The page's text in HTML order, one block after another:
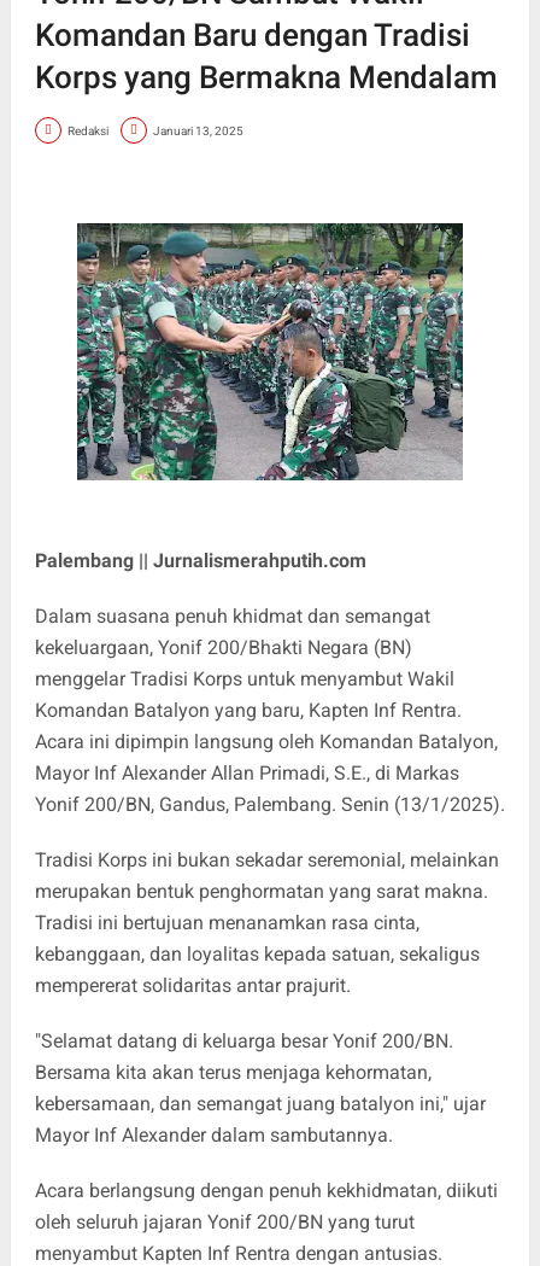
Komandan Baru dengan Tradisi
Korps yang Bermakna Mendalam
Redaksi Januari 13, 2025
Palembang || Jurnalismerahputih.com
Dalam suasana penuh khidmat dan semangat
kekeluargaan, Yonif 200/Bhakti Negara (BN)
menggelar Tradisi Korps untuk menyambut Wakil
Komandan Batalyon yang baru, Kapten Inf Rentra.
Acara ini dipimpin langsung oleh Komandan Batalyon,
Mayor Inf Alexander Allan Primadi, S.E., di Markas
Yonif 200/BN, Gandus, Palembang. Senin (13/1/2025).
Tradisi Korps ini bukan sekadar seremonial, melainkan
merupakan bentuk penghormatan yang sarat makna.
Tradisi ini bertujuan menanamkan rasa cinta,
kebanggaan, dan loyalitas kepada satuan, sekaligus
mempererat solidaritas antar prajurit.
"Selamat datang di keluarga besar Yonif 200/BN.
Bersama kita akan terus menjaga kehormatan,
kebersamaan, dan semangat juang batalyon ini," ujar
Mayor Inf Alexander dalam sambutannya.
Acara berlangsung dengan penuh kekhidmatan, diikuti
oleh seluruh jajaran Yonif 200/BN yang turut
menyambut Kapten Inf Rentra dengan antusias.